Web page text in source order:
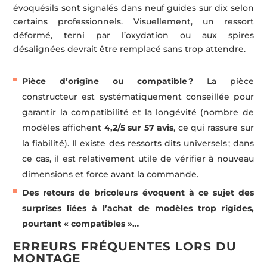
évoquésils sont signalés dans neuf guides sur dix selon
certains professionnels. Visuellement, un ressort
déformé, terni par l’oxydation ou aux spires
désalignées devrait être remplacé sans trop attendre.
Pièce d’origine ou compatible ? La pièce
constructeur est systématiquement conseillée pour
garantir la compatibilité et la longévité (nombre de
modèles affichent 4,2/5 sur 57 avis, ce qui rassure sur
la fiabilité). Il existe des ressorts dits universels ; dans
ce cas, il est relativement utile de vérifier à nouveau
dimensions et force avant la commande.
Des retours de bricoleurs évoquent à ce sujet des
surprises liées à l’achat de modèles trop rigides,
pourtant « compatibles »…
ERREURS FRÉQUENTES LORS DU
MONTAGE